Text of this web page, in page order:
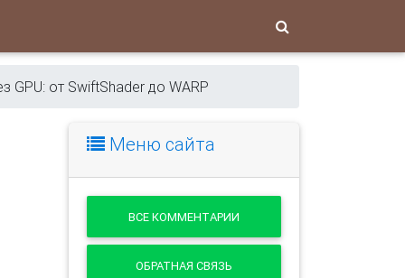
GPU: от SwiftShader до WARP
Меню сайта
ВСЕ КОММЕНТАРИИ
ОБРАТНАЯ СВЯЗЬ